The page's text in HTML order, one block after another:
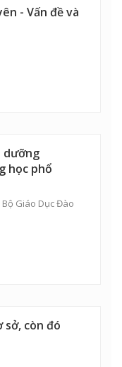
- Vấn đề và
dưỡng
học phổ
Bộ Giáo Dục Đào
sở, còn đó